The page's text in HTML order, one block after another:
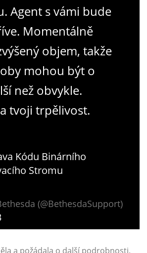
Agent s vámi bude
Momentálně
objem, takže
mohou být o
než obvykle.
tvoji trpělivost.
Kódu Binárního
Stromu
(@BethesdaSupport)
a požádala o další podrobnosti.